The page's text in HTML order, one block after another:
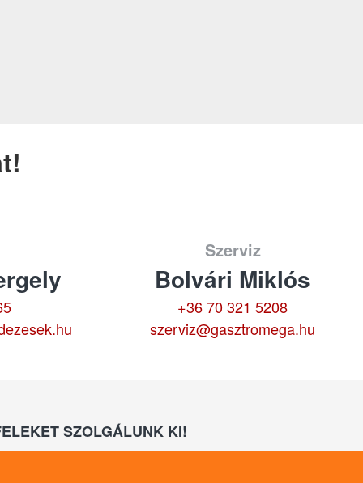
Szerviz
Bolvári Miklós
+36 70 321 5208
szerviz@gasztromega.hu
SZOLGÁLUNK KI!